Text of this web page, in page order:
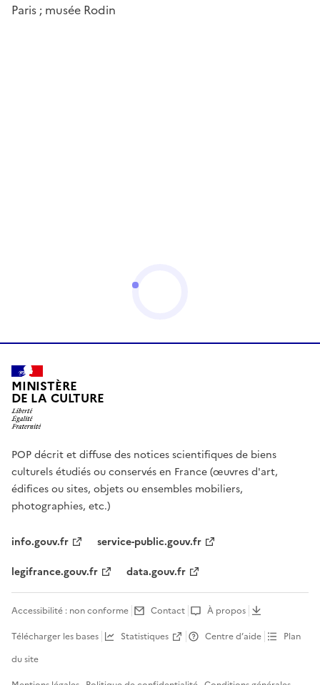
Paris ; musée Rodin
MINISTÈRE
DE LA CULTURE
POP décrit et diffuse des notices scientifiques de biens
culturels étudiés ou conservés en France (œuvres d'art,
édifices ou sites, objets ou ensembles mobiliers,
photographies, etc.)
info.gouv.fr
service-public.gouv.fr
legifrance.gouv.fr
data.gouv.fr
Accessibilité : non conforme Contact
À propos
Télécharger les bases
Statistiques Centre d’aide
Plan
du site